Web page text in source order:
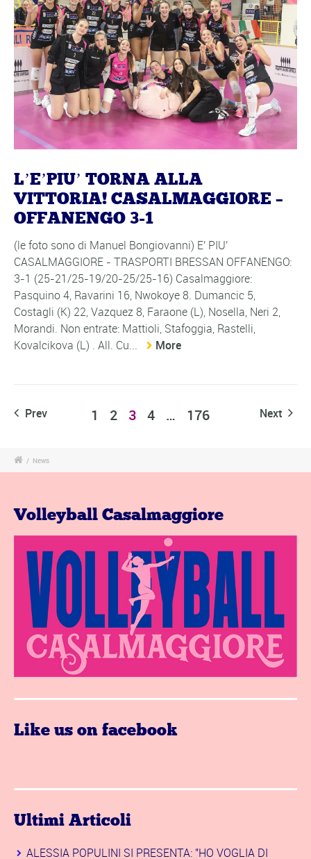
L’E’PIU’ TORNA ALLA
VITTORIA! CASALMAGGIORE –
OFFANENGO 3-1
(le foto sono di Manuel Bongiovanni) E' PIU'
CASALMAGGIORE - TRASPORTI BRESSAN OFFANENGO:
3-1 (25-21/25-19/20-25/25-16) Casalmaggiore:
Pasquino 4, Ravarini 16, Nwokoye 8. Dumancic 5,
Costagli (K) 22, Vazquez 8, Faraone (L), Nosella, Neri 2,
Morandi. Non entrate: Mattioli, Stafoggia, Rastelli,
Kovalcikova (L) . All. Cu...
More
Prev 1 2 3 4 … 176 Next
/ News
Volleyball Casalmaggiore
Like us on facebook
Ultimi Articoli
ALESSIA POPULINI SI PRESENTA: "HO VOGLIA DI